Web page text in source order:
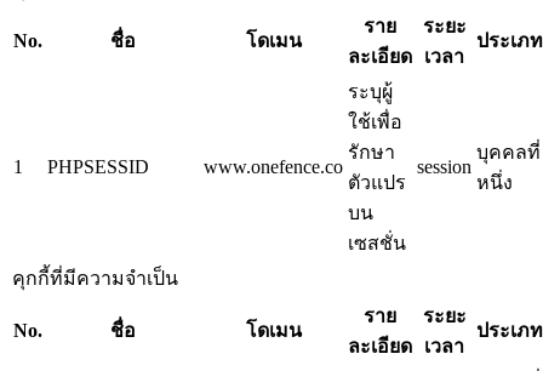
No. ชื่อ โดเมน
ราย
ละเอียด
ระยะ
เวลา
ประเภท
1 PHPSESSID www.onefence.co
ระบุผู้
ใช้เพื่อ
รักษา
ตัวแปร
บน
เซสชั่น
session
บุคคลที่
หนึ่ง
คุกกี้ที่มีความจำเป็น
No. ชื่อ โดเมน
ราย
ละเอียด
ระยะ
เวลา
ประเภท